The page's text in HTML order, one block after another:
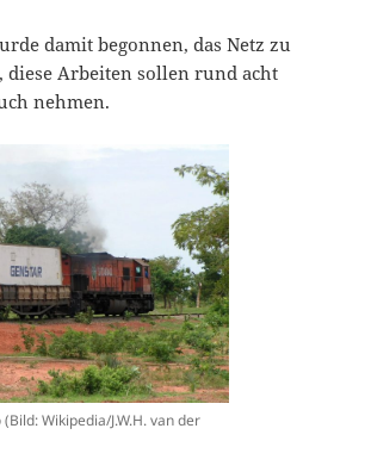
damit begonnen, das Netz zu
diese Arbeiten sollen rund acht
nehmen.
Wikipedia/J.W.H. van der